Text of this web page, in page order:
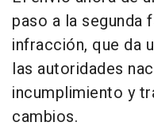
paso a la segunda
infracción, que da
las autoridades
incumplimiento y
cambios.